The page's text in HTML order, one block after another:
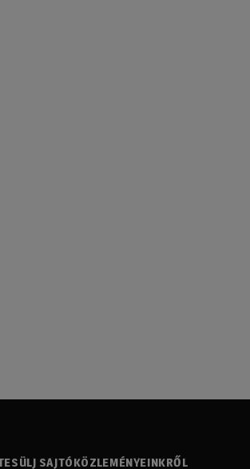
SAJTÓKÖZLEMÉNYEINKRŐL